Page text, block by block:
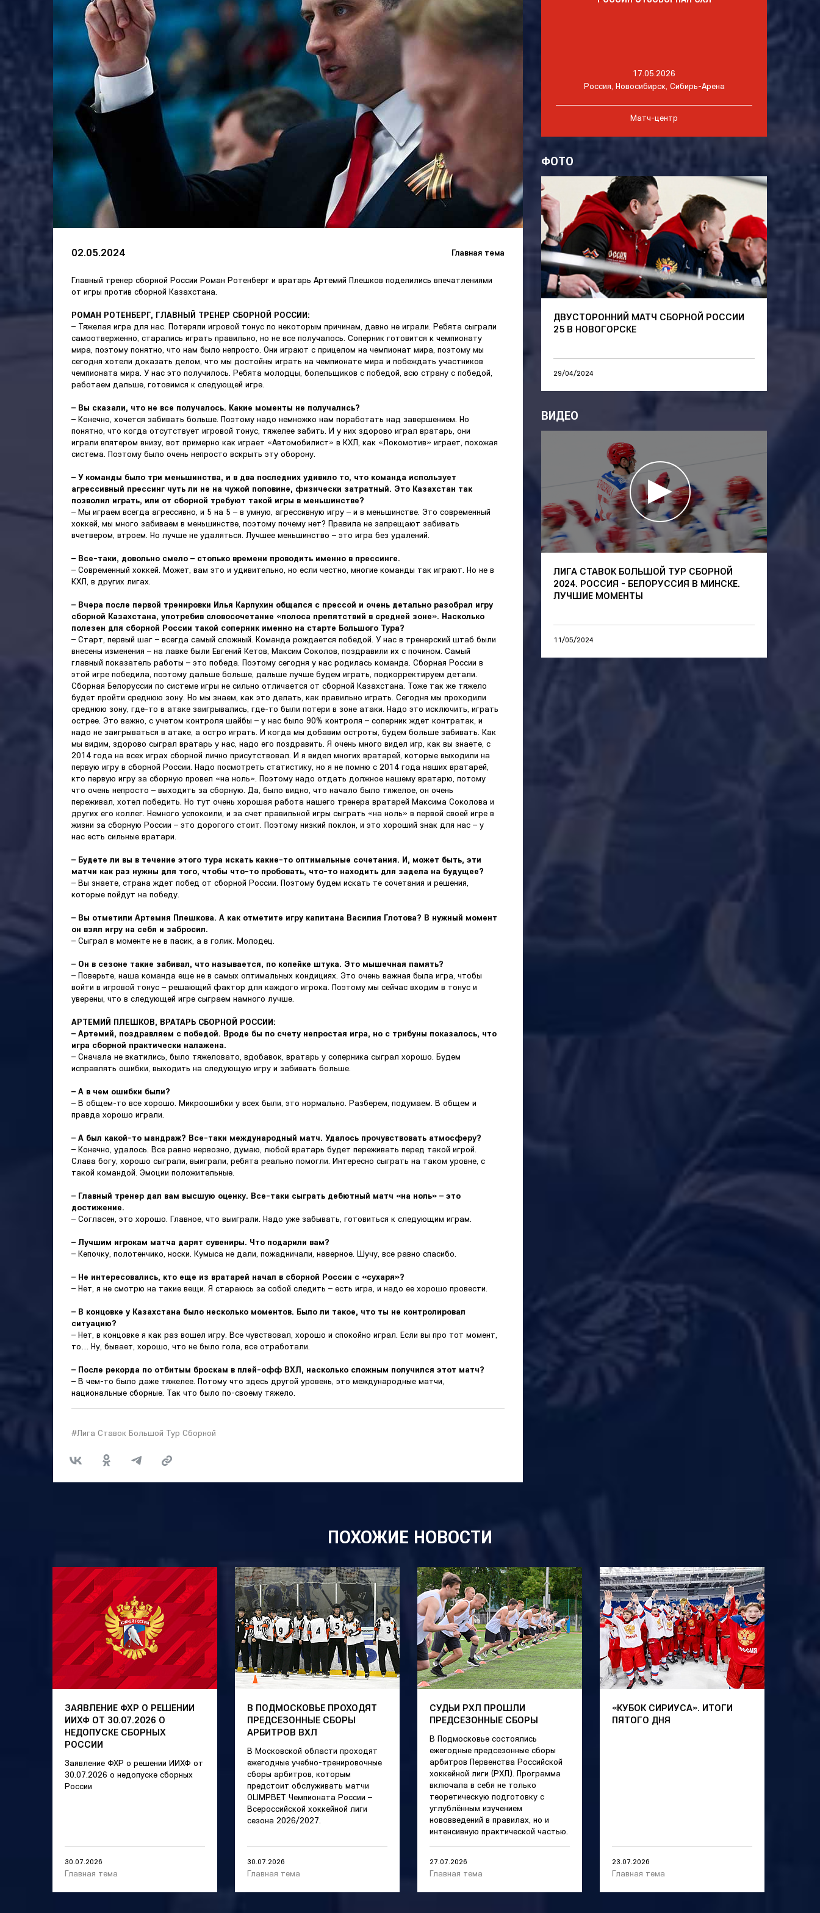
02.05.2024 Главная тема
Главный тренер сборной России Роман Ротенберг и вратарь Артемий Плешков поделились впечатлениями
от игры против сборной Казахстана.
РОМАН РОТЕНБЕРГ, ГЛАВНЫЙ ТРЕНЕР СБОРНОЙ РОССИИ:
– Тяжелая игра для нас. Потеряли игровой тонус по некоторым причинам, давно не играли. Ребята сыграли
самоотверженно, старались играть правильно, но не все получалось. Соперник готовится к чемпионату
мира, поэтому понятно, что нам было непросто. Они играют с прицелом на чемпионат мира, поэтому мы
сегодня хотели доказать делом, что мы достойны играть на чемпионате мира и побеждать участников
чемпионата мира. У нас это получилось. Ребята молодцы, болельщиков с победой, всю страну с победой,
работаем дальше, готовимся к следующей игре.
– Вы сказали, что не все получалось. Какие моменты не получались?
– Конечно, хочется забивать больше. Поэтому надо немножко нам поработать над завершением. Но
понятно, что когда отсутствует игровой тонус, тяжелее забить. И у них здорово играл вратарь, они
играли впятером внизу, вот примерно как играет «Автомобилист» в КХЛ, как «Локомотив» играет, похожая
система. Поэтому было очень непросто вскрыть эту оборону.
– У команды было три меньшинства, и в два последних удивило то, что команда использует
агрессивный прессинг чуть ли не на чужой половине, физически затратный. Это Казахстан так
позволил играть, или от сборной требуют такой игры в меньшинстве?
– Мы играем всегда агрессивно, и 5 на 5 – в умную, агрессивную игру – и в меньшинстве. Это современный
хоккей, мы много забиваем в меньшинстве, поэтому почему нет? Правила не запрещают забивать
вчетвером, втроем. Но лучше не удаляться. Лучшее меньшинство – это игра без удалений.
– Все-таки, довольно смело – столько времени проводить именно в прессинге.
– Современный хоккей. Может, вам это и удивительно, но если честно, многие команды так играют. Но не в
КХЛ, в других лигах.
– Вчера после первой тренировки Илья Карпухин общался с прессой и очень детально разобрал игру
сборной Казахстана, употребив словосочетание «полоса препятствий в средней зоне». Насколько
полезен для сборной России такой соперник именно на старте Большого Тура?
– Старт, первый шаг – всегда самый сложный. Команда рождается победой. У нас в тренерский штаб были
внесены изменения – на лавке были Евгений Кетов, Максим Соколов, поздравили их с почином. Самый
главный показатель работы – это победа. Поэтому сегодня у нас родилась команда. Сборная России в
этой игре победила, поэтому дальше больше, дальше лучше будем играть, подкорректируем детали.
Сборная Белоруссии по системе игры не сильно отличается от сборной Казахстана. Тоже так же тяжело
будет пройти среднюю зону. Но мы знаем, как это делать, как правильно играть. Сегодня мы проходили
среднюю зону, где-то в атаке заигрывались, где-то были потери в зоне атаки. Надо это исключить, играть
острее. Это важно, с учетом контроля шайбы – у нас было 90% контроля – соперник ждет контратак, и
надо не заигрываться в атаке, а остро играть. И когда мы добавим остроты, будем больше забивать. Как
мы видим, здорово сыграл вратарь у нас, надо его поздравить. Я очень много видел игр, как вы знаете, с
2014 года на всех играх сборной лично присутствовал. И я видел многих вратарей, которые выходили на
первую игру в сборной России. Надо посмотреть статистику, но я не помню с 2014 года наших вратарей,
кто первую игру за сборную провел «на ноль». Поэтому надо отдать должное нашему вратарю, потому
что очень непросто – выходить за сборную. Да, было видно, что начало было тяжелое, он очень
переживал, хотел победить. Но тут очень хорошая работа нашего тренера вратарей Максима Соколова и
других его коллег. Немного успокоили, и за счет правильной игры сыграть «на ноль» в первой своей игре в
жизни за сборную России – это дорогого стоит. Поэтому низкий поклон, и это хороший знак для нас – у
нас есть сильные вратари.
– Будете ли вы в течение этого тура искать какие-то оптимальные сочетания. И, может быть, эти
матчи как раз нужны для того, чтобы что-то пробовать, что-то находить для задела на будущее?
– Вы знаете, страна ждет побед от сборной России. Поэтому будем искать те сочетания и решения,
которые пойдут на победу.
– Вы отметили Артемия Плешкова. А как отметите игру капитана Василия Глотова? В нужный момент
он взял игру на себя и забросил.
– Сыграл в моменте не в пасик, а в голик. Молодец.
– Он в сезоне такие забивал, что называется, по копейке штука. Это мышечная память?
– Поверьте, наша команда еще не в самых оптимальных кондициях. Это очень важная была игра, чтобы
войти в игровой тонус – решающий фактор для каждого игрока. Поэтому мы сейчас входим в тонус и
уверены, что в следующей игре сыграем намного лучше.
АРТЕМИЙ ПЛЕШКОВ, ВРАТАРЬ СБОРНОЙ РОССИИ:
– Артемий, поздравляем с победой. Вроде бы по счету непростая игра, но с трибуны показалось, что
игра сборной практически налажена.
– Сначала не вкатились, было тяжеловато, вдобавок, вратарь у соперника сыграл хорошо. Будем
исправлять ошибки, выходить на следующую игру и забивать больше.
– А в чем ошибки были?
– В общем-то все хорошо. Микроошибки у всех были, это нормально. Разберем, подумаем. В общем и
правда хорошо играли.
– А был какой-то мандраж? Все-таки международный матч. Удалось прочувствовать атмосферу?
– Конечно, удалось. Все равно нервозно, думаю, любой вратарь будет переживать перед такой игрой.
Слава богу, хорошо сыграли, выиграли, ребята реально помогли. Интересно сыграть на таком уровне, с
такой командой. Эмоции положительные.
– Главный тренер дал вам высшую оценку. Все-таки сыграть дебютный матч «на ноль» – это
достижение.
– Согласен, это хорошо. Главное, что выиграли. Надо уже забывать, готовиться к следующим играм.
– Лучшим игрокам матча дарят сувениры. Что подарили вам?
– Кепочку, полотенчико, носки. Кумыса не дали, пожадничали, наверное. Шучу, все равно спасибо.
– Не интересовались, кто еще из вратарей начал в сборной России с «сухаря»?
– Нет, я не смотрю на такие вещи. Я стараюсь за собой следить – есть игра, и надо ее хорошо провести.
– В концовке у Казахстана было несколько моментов. Было ли такое, что ты не контролировал
ситуацию?
– Нет, в концовке я как раз вошел игру. Все чувствовал, хорошо и спокойно играл. Если вы про тот момент,
то… Ну, бывает, хорошо, что не было гола, все отработали.
– После рекорда по отбитым броскам в плей-офф ВХЛ, насколько сложным получился этот матч?
– В чем-то было даже тяжелее. Потому что здесь другой уровень, это международные матчи,
национальные сборные. Так что было по-своему тяжело.
#Лига Ставок Большой Тур Сборной
17.05.2026
Россия, Новосибирск, Сибирь-Арена
Матч-центр
ФОТО
ДВУСТОРОННИЙ МАТЧ СБОРНОЙ РОССИИ
25 В НОВОГОРСКЕ
29/04/2024
ВИДЕО
ЛИГА СТАВОК БОЛЬШОЙ ТУР СБОРНОЙ
2024. РОССИЯ - БЕЛОРУССИЯ В МИНСКЕ.
ЛУЧШИЕ МОМЕНТЫ
11/05/2024
ПОХОЖИЕ НОВОСТИ
ЗАЯВЛЕНИЕ ФХР О РЕШЕНИИ
ИИХФ ОТ 30.07.2026 О
НЕДОПУСКЕ СБОРНЫХ
РОССИИ
Заявление ФХР о решении ИИХФ от
30.07.2026 о недопуске сборных
России
30.07.2026
Главная тема
В ПОДМОСКОВЬЕ ПРОХОДЯТ
ПРЕДСЕЗОННЫЕ СБОРЫ
АРБИТРОВ ВХЛ
В Московской области проходят
ежегодные учебно-тренировочные
сборы арбитров, которым
предстоит обслуживать матчи
OLIMPBET Чемпионата России –
Всероссийской хоккейной лиги
сезона 2026/2027.
30.07.2026
Главная тема
СУДЬИ РХЛ ПРОШЛИ
ПРЕДСЕЗОННЫЕ СБОРЫ
В Подмосковье состоялись
ежегодные предсезонные сборы
арбитров Первенства Российской
хоккейной лиги (РХЛ). Программа
включала в себя не только
теоретическую подготовку с
углублённым изучением
нововведений в правилах, но и
интенсивную практической частью.
27.07.2026
Главная тема
«КУБОК СИРИУСА». ИТОГИ
ПЯТОГО ДНЯ
23.07.2026
Главная тема